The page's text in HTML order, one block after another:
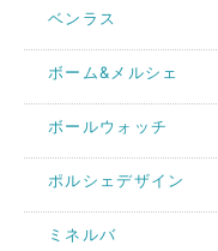
ベンラス
ボーム&メルシェ
ボールウォッチ
ポルシェデザイン
ミネルバ